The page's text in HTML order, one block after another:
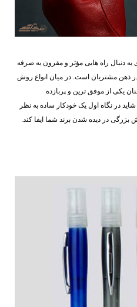
دنبال راه ‌هایی مؤثر و مقرون ‌به ‌صرفه
در ذهن مشتریان است. در میان انواع روش
یکی از موفق ‌ترین و پربازده
در نگاه اول یک خودکار ساده به نظر
بزرگی در دیده‌ شدن برند شما ایفا کند.